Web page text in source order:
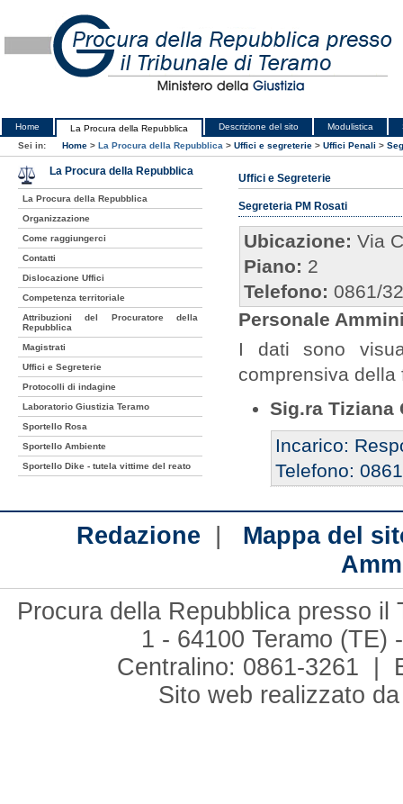
Home La Procura della Repubblica Descrizione del sito Modulistica
Sei in:
Home > La Procura della Repubblica > Uffici e segreterie > Uffici Penali >
Uffici e Segreterie
Segreteria PM Rosati
Ubicazione: Via
Piano: 2
Telefono:0861/
Personale
I dati sono
comprensiva
Sig.ra
Incarico:
Telefono:
La Procura della Repubblica
La Procura della Repubblica
Organizzazione
Come raggiungerci
Contatti
Dislocazione Uffici
Competenza territoriale
Attribuzioni del Procuratore della
Repubblica
Magistrati
Uffici e Segreterie
Protocolli di indagine
Laboratorio Giustizia Teramo
Sportello Rosa
Sportello Ambiente
Sportello Dike - tutela vittime del reato
Redazione | Mappa del
Procura della Repubblica presso il
1 - 64100 Teramo
Centralino: 0861-3261 |
Sito web realizzato